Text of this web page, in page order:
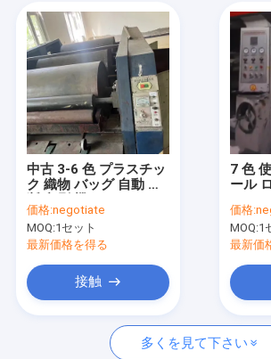
製品
わたしたち に つい て
工場 ツアー
品質管理
ニュース
事件
引金 を 求め て ください
中古 3-6 色 プラスチッ
ク 織物 バッグ 自動 切
価格:negotiate
MOQ:1セット
最新価格を得る
接触
7 色
ール
価格:
MOQ:1
最新価
多くを見て下さい